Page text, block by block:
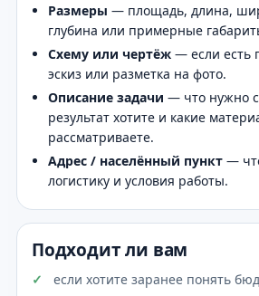
Размеры — площадь, длина,
глубина или примерные
Схему или чертёж — если есть
эскиз или разметка на фото.
Описание задачи — что нужно
результат хотите и какие
рассматриваете.
Адрес / населённый пункт —
логистику и условия работы.
Подходит ли вам
если хотите заранее понять